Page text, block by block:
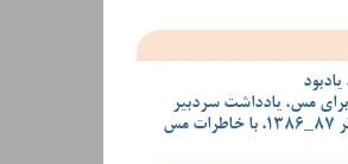
مس، یادداشت سردبیر